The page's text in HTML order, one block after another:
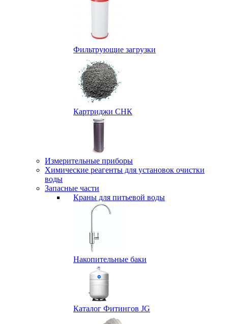
Фильтрующие загрузки
Картриджи СНК
Измерительные приборы
Химические реагенты для установок очистки
воды
Запасные части
Краны для питьевой воды
Накопительные баки
Каталог Фитингов JG